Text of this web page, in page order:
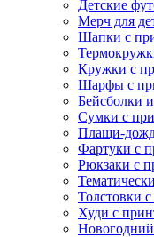
Детские
Мерч для
Шапки с
Кружки с
Шарфы с
Бейсболки
Сумки с
Плащи-
Фартуки с
Рюкзаки с
Толстовки
Худи с